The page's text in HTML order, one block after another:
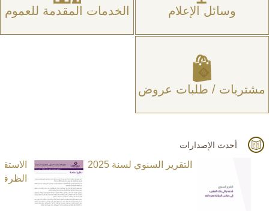
وسائل الإعلام الخدمات المقدمة للعموم
مشتريات / طلبات عروض
أحدث الإصدارات
التقرير السنوي لسنة 2025